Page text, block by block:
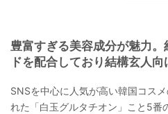
豊富すぎる美容成分が魅力
ドを配合しており結構玄人
SNSを中心に人気が高い韓国コス
れた「白玉グルタチオン」こと5番